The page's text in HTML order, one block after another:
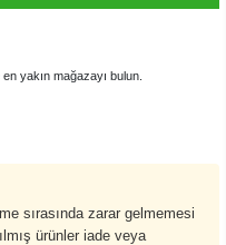
yakın mağazayı bulun.
sırasında zarar gelmemesi
ürünler iade veya